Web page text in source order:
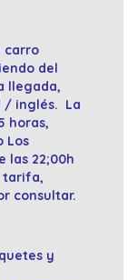
carro
del
llegada,
/ inglés. La
horas,
Los
las 22;00h
tarifa,
consultar.
y